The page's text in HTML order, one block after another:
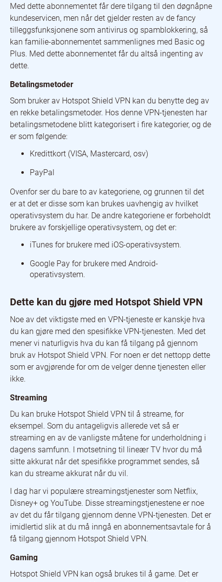
Med dette abonnementet får dere tilgang til den døgnåpne
kundeservicen, men når det gjelder resten av de fancy
tilleggsfunksjonene som antivirus og spamblokkering, så
kan familie-abonnementet sammenlignes med Basic og
Plus. Med dette abonnementet får du altså ingenting av
dette.
Betalingsmetoder
Som bruker av Hotspot Shield VPN kan du benytte deg av
en rekke betalingsmetoder. Hos denne VPN-tjenesten har
betalingsmetodene blitt kategorisert i fire kategorier, og de
er som følgende:
Kredittkort (VISA, Mastercard, osv)
PayPal
Ovenfor ser du bare to av kategoriene, og grunnen til det
er at det er disse som kan brukes uavhengig av hvilket
operativsystem du har. De andre kategoriene er forbeholdt
brukere av forskjellige operativsystem, og det er:
iTunes for brukere med iOS-operativsystem.
Google Pay for brukere med Android-
operativsystem.
Dette kan du gjøre med Hotspot Shield VPN
Noe av det viktigste med en VPN-tjeneste er kanskje hva
du kan gjøre med den spesifikke VPN-tjenesten. Med det
mener vi naturligvis hva du kan få tilgang på gjennom
bruk av Hotspot Shield VPN. For noen er det nettopp dette
som er avgjørende for om de velger denne tjenesten eller
ikke.
Streaming
Du kan bruke Hotspot Shield VPN til å streame, for
eksempel. Som du antageligvis allerede vet så er
streaming en av de vanligste måtene for underholdning i
dagens samfunn. I motsetning til lineær TV hvor du må
sitte akkurat når det spesifikke programmet sendes, så
kan du streame akkurat når du vil.
I dag har vi populære streamingstjenester som Netflix,
Disney+ og YouTube. Disse streamingstjenestene er noe
av det du får tilgang gjennom denne VPN-tjenesten. Det er
imidlertid slik at du må inngå en abonnementsavtale for å
få tilgang gjennom Hotspot Shield VPN.
Gaming
Hotspot Shield VPN kan også brukes til å game. Det er